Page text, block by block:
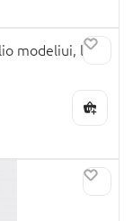
modeliui, lion,